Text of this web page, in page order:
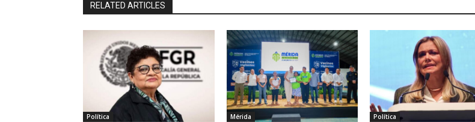
RELATED ARTICLES
Política Mérida Política